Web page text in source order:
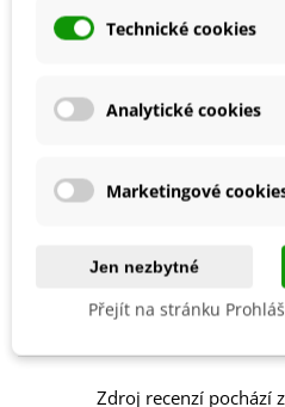
Vegetační Doba
Olga J.
20.03.2024
Celkový
semínka
Zdroj recenzí pochází
Technické cookies
Analytické cookies
Marketingové
Jen nezbytné
Přejít na stránku